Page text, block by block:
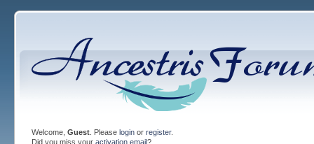
Welcome, Guest. Please loginor register.
Did you miss your activation email?